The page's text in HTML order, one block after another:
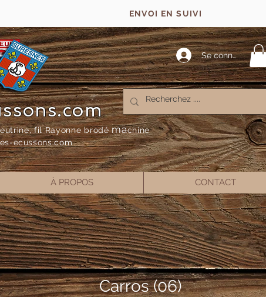
ENVOI EN SUIVI
Se connecter
fil Rayonne brodémachine
ecussons.com
À PROPOS CONTACT
Carros (06)